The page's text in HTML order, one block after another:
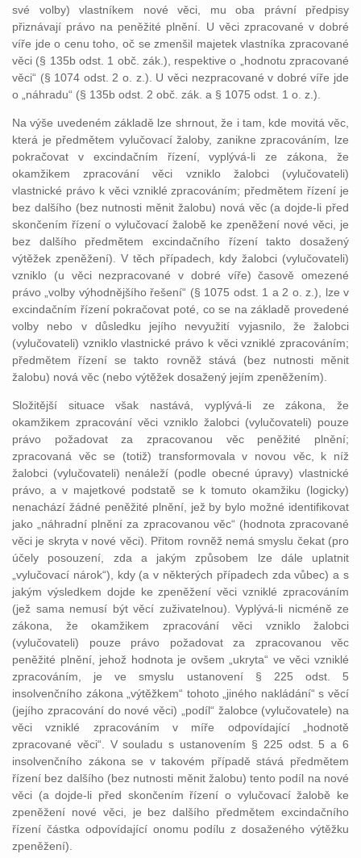
své volby) vlastníkem nové věci, mu oba právní předpisy
přiznávají právo na peněžité plnění. U věci zpracované v dobré
víře jde o cenu toho, oč se zmenšil majetek vlastníka zpracované
věci (§ 135b odst. 1 obč. zák.), respektive o „hodnotu zpracované
věci“ (§ 1074 odst. 2 o. z.). U věci nezpracované v dobré víře jde
o „náhradu“ (§ 135b odst. 2 obč. zák. a § 1075 odst. 1 o. z.).
Na výše uvedeném základě lze shrnout, že i tam, kde movitá věc,
která je předmětem vylučovací žaloby, zanikne zpracováním, lze
pokračovat v excindačním řízení, vyplývá-li ze zákona, že
okamžikem zpracování věci vzniklo žalobci (vylučovateli)
vlastnické právo k věci vzniklé zpracováním; předmětem řízení je
bez dalšího (bez nutnosti měnit žalobu) nová věc (a dojde-li před
skončením řízení o vylučovací žalobě ke zpeněžení nové věci, je
bez dalšího předmětem excindačního řízení takto dosažený
výtěžek zpeněžení). V těch případech, kdy žalobci (vylučovateli)
vzniklo (u věci nezpracované v dobré víře) časově omezené
právo „volby výhodnějšího řešení“ (§ 1075 odst. 1 a 2 o. z.), lze v
excindačním řízení pokračovat poté, co se na základě provedené
volby nebo v důsledku jejího nevyužití vyjasnilo, že žalobci
(vylučovateli) vzniklo vlastnické právo k věci vzniklé zpracováním;
předmětem řízení se takto rovněž stává (bez nutnosti měnit
žalobu) nová věc (nebo výtěžek dosažený jejím zpeněžením).
Složitější situace však nastává, vyplývá-li ze zákona, že
okamžikem zpracování věci vzniklo žalobci (vylučovateli) pouze
právo požadovat za zpracovanou věc peněžité plnění;
zpracovaná věc se (totiž) transformovala v novou věc, k níž
žalobci (vylučovateli) nenáleží (podle obecné úpravy) vlastnické
právo, a v majetkové podstatě se k tomuto okamžiku (logicky)
nenachází žádné peněžité plnění, jež by bylo možné identifikovat
jako „náhradní plnění za zpracovanou věc“ (hodnota zpracované
věci je skryta v nové věci). Přitom rovněž nemá smyslu čekat (pro
účely posouzení, zda a jakým způsobem lze dále uplatnit
„vylučovací nárok“), kdy (a v některých případech zda vůbec) a s
jakým výsledkem dojde ke zpeněžení věci vzniklé zpracováním
(jež sama nemusí být věcí zuživatelnou). Vyplývá-li nicméně ze
zákona, že okamžikem zpracování věci vzniklo žalobci
(vylučovateli) pouze právo požadovat za zpracovanou věc
peněžité plnění, jehož hodnota je ovšem „ukryta“ ve věci vzniklé
zpracováním, je ve smyslu ustanovení § 225 odst. 5
insolvenčního zákona „výtěžkem“ tohoto „jiného nakládání“ s věcí
(jejího zpracování do nové věci) „podíl“ žalobce (vylučovatele) na
věci vzniklé zpracováním v míře odpovídající „hodnotě
zpracované věci“. V souladu s ustanovením § 225 odst. 5 a 6
insolvenčního zákona se v takovém případě stává předmětem
řízení bez dalšího (bez nutnosti měnit žalobu) tento podíl na nové
věci (a dojde-li před skončením řízení o vylučovací žalobě ke
zpeněžení nové věci, je bez dalšího předmětem excindačního
řízení částka odpovídající onomu podílu z dosaženého výtěžku
zpeněžení).